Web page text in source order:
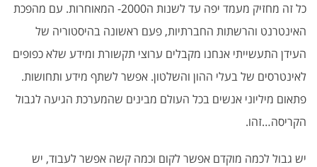
כל זה מחזיק מעמד יפה עד לשנות ה2000- המאוחרות. עם מהפכת
האינטרנט והרשתות החברתיות, פעם ראשונה בהיסטוריה של
העידן התעשייתי אנחנו מקבלים ערוצי תקשורת ומידע שלא כפופים
לאינטרסים של בעלי ההון והשלטון. אפשר לשתף מידע ותחושות.
פתאום מיליוני אנשים בכל העולם מבינים שהמערכת הגיעה לגבול
הקריסה…זהו.
יש גבול לכמה מוקדם אפשר לקום וכמה קשה אפשר לעבוד, יש